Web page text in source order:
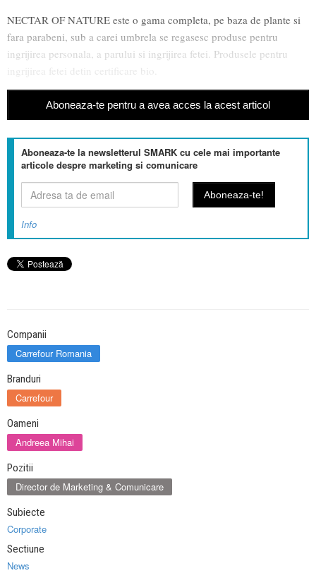
NECTAR OF NATURE este o gama completa, pe baza de plante si
fara parabeni, sub a carei umbrela se regasesc produse pentru
ingrijirea personala, a parului si ingrijirea fetei. Produsele pentru
ingrijirea fetei detin certificare bio.
Aboneaza-te pentru a avea acces la acest articol
Aboneaza-te la newsletterul SMARK cu cele mai importante
articole despre marketing si comunicare
Info
Companii
Carrefour Romania
Branduri
Carrefour
Oameni
Andreea Mihai
Pozitii
Director de Marketing & Comunicare
Subiecte
Corporate
Sectiune
News